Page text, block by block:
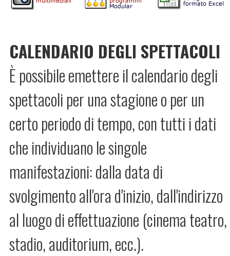
CALENDARIO DEGLI SPETTACOLI
È possibile emettere il calendario degli
spettacoli per una stagione o per un
certo periodo di tempo, con tutti i dati
che individuano le singole
manifestazioni: dalla data di
svolgimento all'ora d'inizio, dall'indirizzo
al luogo di effettuazione (cinema teatro,
stadio, auditorium, ecc.).